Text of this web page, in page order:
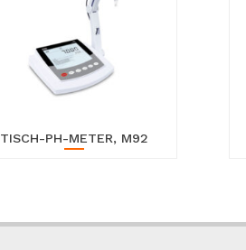
TISCH-PH-METER, M92